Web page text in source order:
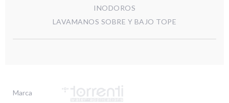
INODOROS
LAVAMANOS SOBRE Y BAJO TOPE
Marca